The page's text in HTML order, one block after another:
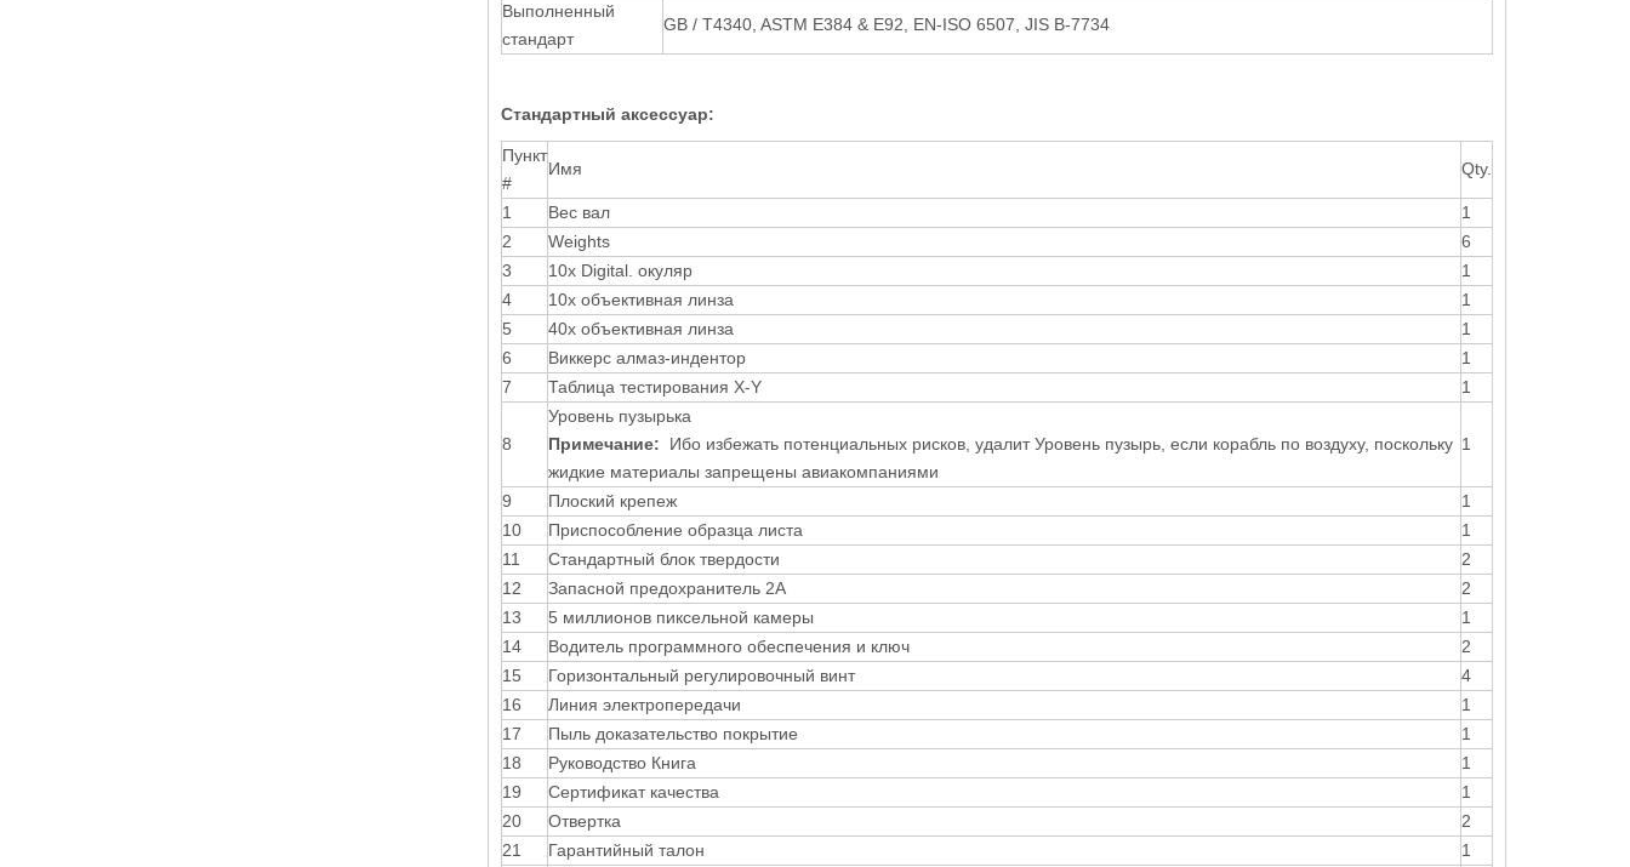
Выполненный
стандарт
GB / T4340, ASTM E384 & E92, EN-ISO 6507, JIS B-7734
Стандартный аксессуар:
Пункт
#
Имя Qty.
1 Вес вал
1
2
Weights
6
3
10x Digital. окуляр
1
4
10x объективная линза
1
5
40x объективная линза
1
6
Виккерс алмаз-индентор
1
7
Таблица тестирования X-Y 1
8
Уровень пузырька
Примечание: Ибо избежать потенциальных рисков, удалит Уровень пузырь, если корабль по воздуху, поскольку
жидкие материалы запрещены авиакомпаниями
1
9 Плоский крепеж
1
10
Приспособление образца листа
1
11
Стандартный блок твердости
2
12
Запасной предохранитель 2А
2
13
5 миллионов пиксельной камеры
1
14
Водитель программного обеспечения и ключ
2
15
Горизонтальный регулировочный винт
4
16
Линия электропередачи
1
17
Пыль доказательство покрытие
1
18
Руководство Книга
1
19
Сертификат качества
1
20
Отвертка
2
21
Гарантийный талон 1